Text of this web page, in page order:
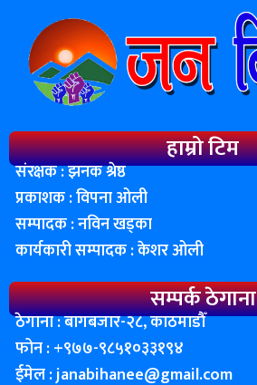
हाम्रो टिम
संरक्षक : झनक श्रेष्ठ
प्रकाशक : विपना ओली
सम्पादक : नविन खड्का
कार्यकारी सम्पादक : केशर ओली
सम्पर्क ठेगाना
ठेगाना : बागबजार-२८, काठमाडाैँ
फोन : ‌+९७७-९८५१०३३१९४
ईमेल :janabihanee@gmail.com